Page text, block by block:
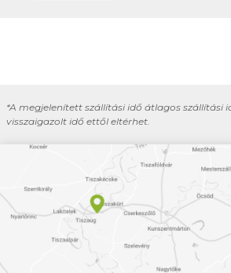
*A megjelenített szállítási idő átlagos szállítási
visszaigazolt idő ettől eltérhet.